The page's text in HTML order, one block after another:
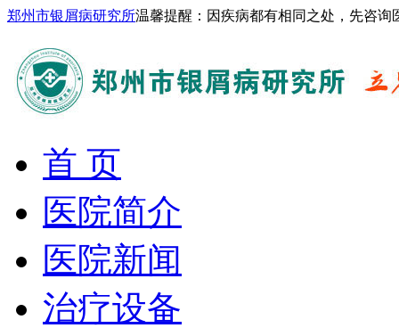
郑州市银屑病研究所温馨提醒：因疾病都有相同之处，先咨
首 页
医院简介
医院新闻
治疗设备